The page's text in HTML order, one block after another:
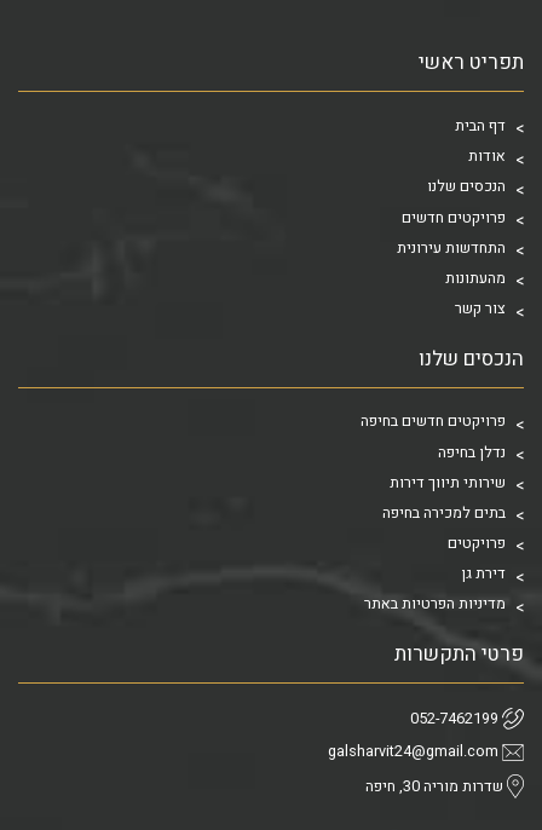
תפריט ראשי
דף הבית
אודות
הנכסים שלנו
פרויקטים חדשים
התחדשות עירונית
מהעתונות
צור קשר
הנכסים שלנו
פרויקטים חדשים בחיפה
נדלן בחיפה
שירותי תיווך דירות
בתים למכירה בחיפה
פרויקטים
דירת גן
מדיניות הפרטיות באתר
פרטי התקשרות
052-7462199
galsharvit24@gmail.com
שדרות מוריה 30, חיפה